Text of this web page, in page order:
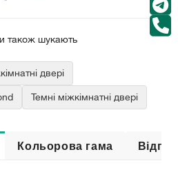
також шукають
двері
Темні міжкімнатні двері
Кольорова гама